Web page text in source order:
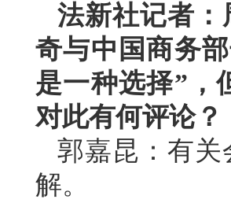
法新社记者：
奇与中国商务
是一种选择”，
对此有何评论？
郭嘉昆：有关
解。